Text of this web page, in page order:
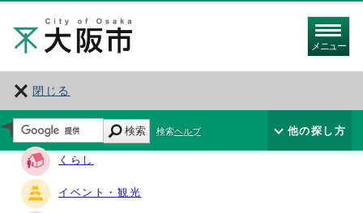
メニュー
閉じる
サイト・ナビ
くらし
イベント・観光
検索 検索ヘルプ 他の探し方